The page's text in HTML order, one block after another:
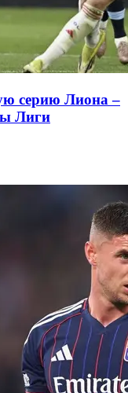
серию Лиона –
Лиги